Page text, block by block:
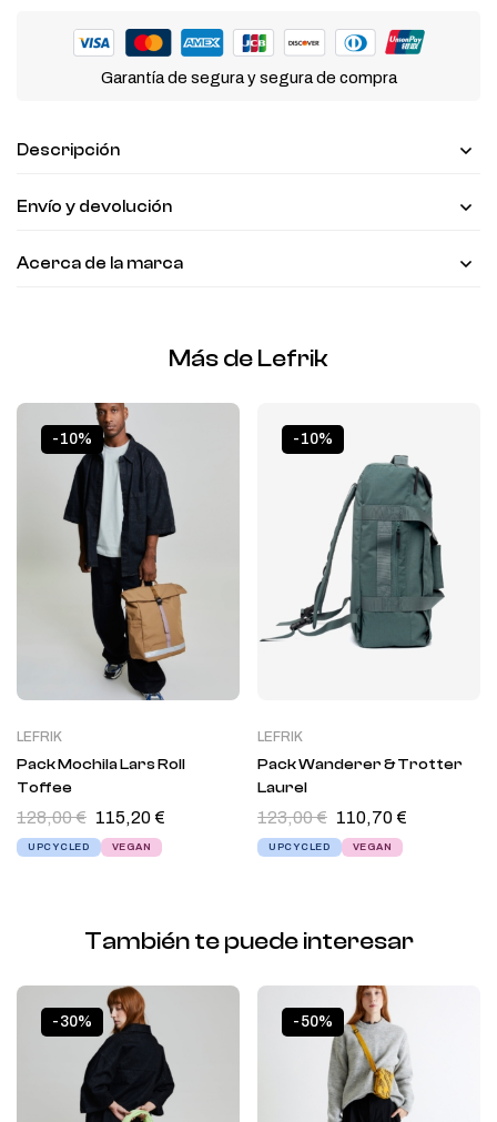
Garantía de segura y segura de compra
Descripción
Envío y devolución
Acerca de la marca
Más de Lefrik
-10%
LEFRIK
Pack Mochila Lars Roll
Toffee
128,00€ 115,20€
UPCYCLED VEGAN
-10%
LEFRIK
Pack Wanderer & Trotter
Laurel
123,00€ 110,70€
UPCYCLED VEGAN
También te puede interesar
-30% -50%